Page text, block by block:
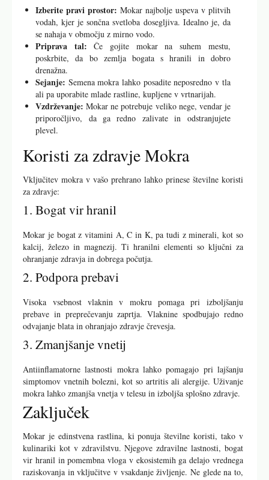
Izberite pravi prostor: Mokar najbolje uspeva v plitvih
vodah, kjer je sončna svetloba dosegljiva. Idealno je, da
se nahaja v območju z mirno vodo.
Priprava tal: Če gojite mokar na suhem mestu,
poskrbite, da bo zemlja bogata s hranili in dobro
drenažna.
Sejanje: Semena mokra lahko posadite neposredno v tla
ali pa uporabite mlade rastline, kupljene v vrtnarijah.
Vzdrževanje: Mokar ne potrebuje veliko nege, vendar je
priporočljivo, da ga redno zalivate in odstranjujete
plevel.
Koristi za zdravje Mokra
Vključitev mokra v vašo prehrano lahko prinese številne koristi
za zdravje:
1. Bogat vir hranil
Mokar je bogat z vitamini A, C in K, pa tudi z minerali, kot so
kalcij, železo in magnezij. Ti hranilni elementi so ključni za
ohranjanje zdravja in dobrega počutja.
2. Podpora prebavi
Visoka vsebnost vlaknin v mokru pomaga pri izboljšanju
prebave in preprečevanju zaprtja. Vlaknine spodbujajo redno
odvajanje blata in ohranjajo zdravje črevesja.
3. Zmanjšanje vnetij
Antiinflamatorne lastnosti mokra lahko pomagajo pri lajšanju
simptomov vnetnih bolezni, kot so artritis ali alergije. Uživanje
mokra lahko zmanjša vnetja v telesu in izboljša splošno zdravje.
Zaključek
Mokar je edinstvena rastlina, ki ponuja številne koristi, tako v
kulinariki kot v zdravilstvu. Njegove zdravilne lastnosti, bogat
vir hranil in pomembna vloga v ekosistemih ga delajo vrednega
raziskovanja in vključitve v vsakdanje življenje. Ne glede na to,